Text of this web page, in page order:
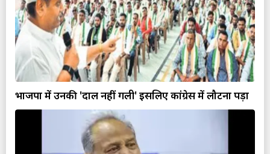
भाजपा में उनकी 'दाल नहीं गली' इसलिए कांग्रेस में लौटना पड़ा